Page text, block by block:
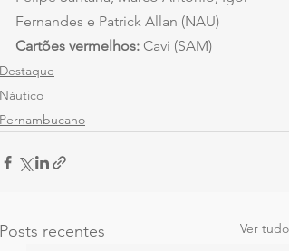
Fernandes e Patrick Allan (NAU)
Cartões vermelhos: Cavi (SAM)
Destaque
Náutico
Pernambucano
Posts recentes Ver tudo